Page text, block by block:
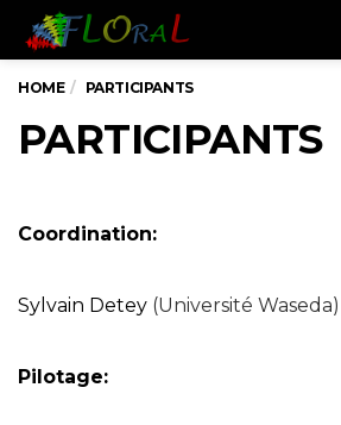
HOME PARTICIPANTS
PARTICIPANTS
Coordination:
Sylvain Detey (Université Waseda)
Pilotage: